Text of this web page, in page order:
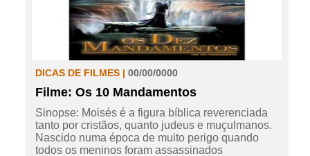
DICAS DE FILMES | 00/00/0000
Filme: Os 10 Mandamentos
Sinopse: Moisés é a figura bíblica reverenciada
tanto por cristãos, quanto judeus e muçulmanos.
Nascido numa época de muito perigo quando
todos os meninos foram assassinados